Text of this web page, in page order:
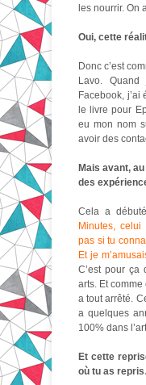
les nourrir. On
Oui, cette
Donc c’est
Lavo.
Facebook,
le livre pour
eu mon nom
avoir des
Mais avant,
des
Cela a
Minutes,
pas si tu
Et je
C’est pour ça
arts. Et
a tout arrêté.
a quelques
100% dans
Et cette
où tu as